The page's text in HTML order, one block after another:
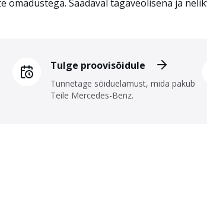
omadustega. Saadaval tagaveolisena ja
Tulge proovisõidule
Tunnetage sõiduelamust, mida pakub
Teile Mercedes-Benz.